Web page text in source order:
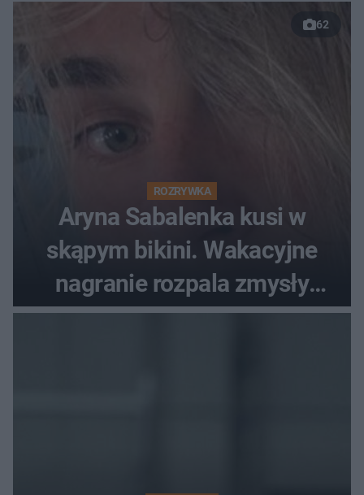
62
ROZRYWKA
Aryna Sabalenka kusi w
skąpym bikini. Wakacyjne
nagranie rozpala zmysły
fanów